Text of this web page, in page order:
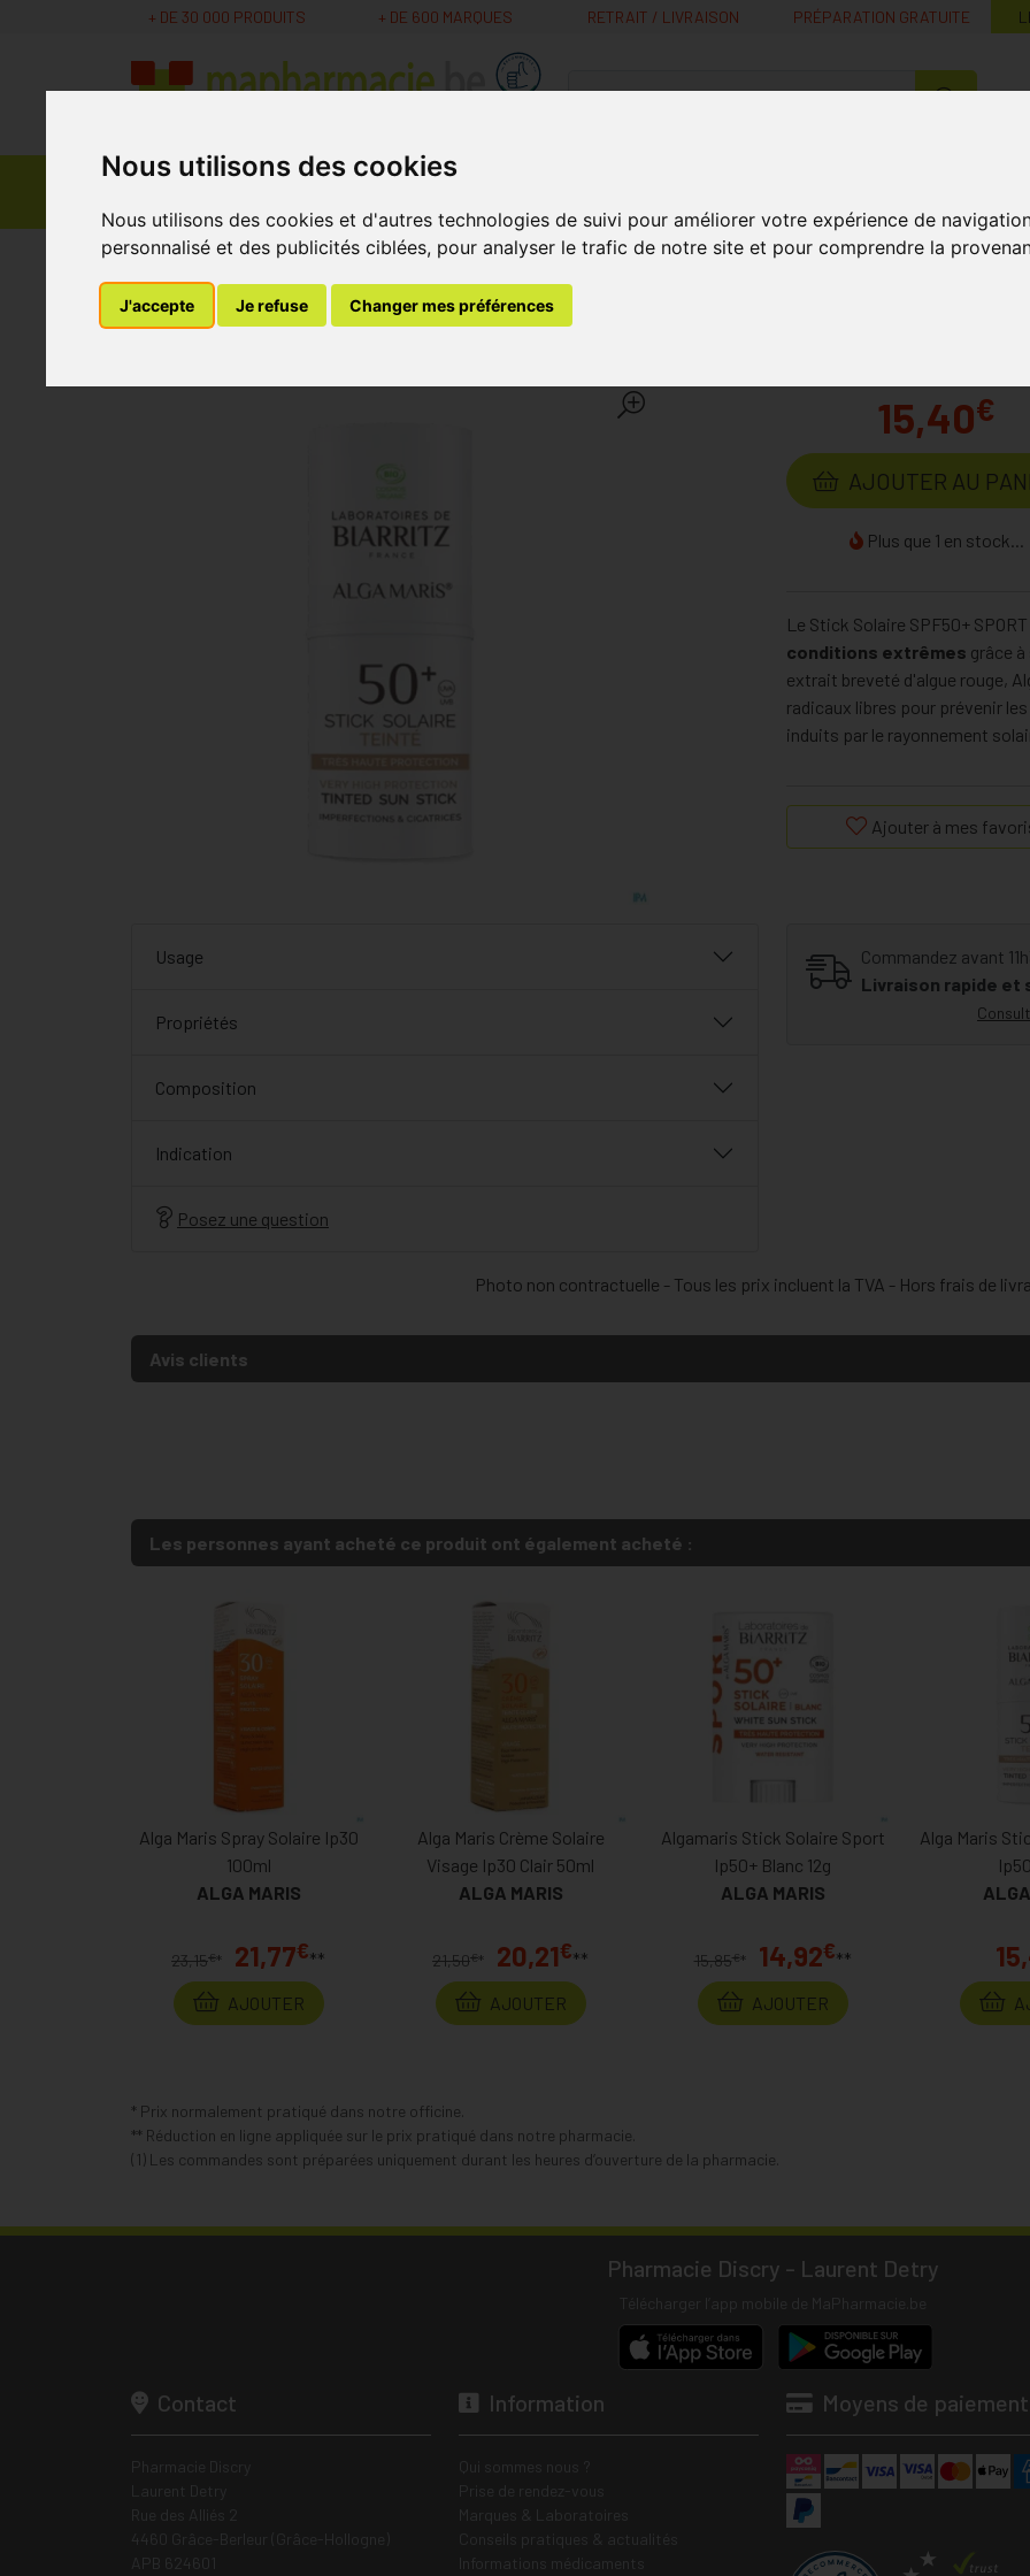
Nous utilisons des cookies
Nous utilisons des cookies et d'autres technologies de suivi pour améliorer votre expérience de
personnalisé et des publicités ciblées, pour analyser le trafic de notre site et pour comprendre la
J'accepte Je refuse Changer mes préférences
+ DE 30 000 PRODUITS + DE 600 MARQUES RETRAIT / LIVRAISON PRÉPARATION GRATUITE
MaPharmacie.be ma santé, mes conseils, mes prix
Parapharmacie -
MaPharmacie.be Parapharmacie - Cosmétiques Protections Solaires Haute Protection Alga Maris
Alga Maris Stick Solaire Teinte Ip50+ 9ml
15,40€
AJOUTER AU
Plus que 1 en stock...
Le Stick Solaire SPF50+
conditions extrêmes grâce
extrait breveté d'algue rouge,
radicaux libres pour prévenir
induits par le rayonnement
Ajouter à mes
Usage
Propriétés
Composition
Indication
Posez une question
Commandez avant
Livraison rapide et
Photo non contractuelle - Tous les prix incluent la TVA - Hors frais de
Avis clients
Les personnes ayant acheté ce produit ont également acheté :
Alga Maris Spray Solaire Ip30
100ml
ALGA MARIS
23,15€* 21,77€**
AJOUTER
Alga Maris Crème Solaire
Visage Ip30 Clair 50ml
ALGA MARIS
21,50€* 20,21€**
AJOUTER
Algamaris Stick Solaire Sport
Ip50+ Blanc 12g
ALGA MARIS
15,85€ * 14,92€**
AJOUTER
Alga Maris
* Prix normalement pratiqué dans notre officine.
** Réduction en ligne appliquée sur le prix pratiqué dans notre pharmacie.
(1) Les commandes sont préparées uniquement durant les heures d’ouverture de la pharmacie.
Pharmacie Discry - Laurent Detry
Contact Information Moyens de paiement